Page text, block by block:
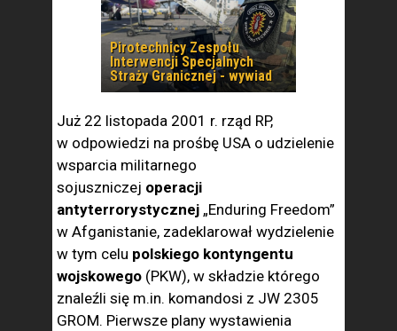
Pirotechnicy Zespołu
Interwencji Specjalnych
Straży Granicznej - wywiad
Już 22 listopada 2001 r. rząd RP,
w odpowiedzi na prośbę USA o udzielenie
wsparcia militarnego
sojuszniczej operacji
antyterrorystycznej „Enduring Freedom”
w Afganistanie, zadeklarował wydzielenie
w tym celu polskiego kontyngentu
wojskowego (PKW), w składzie którego
znaleźli się m.in. komandosi z JW 2305
GROM. Pierwsze plany wystawienia